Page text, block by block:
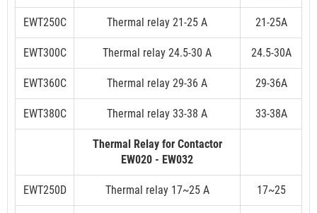
EWT250C Thermal relay 21-25 A 21-25A
EWT300C Thermal relay 24.5-30 A 24.5-30A
EWT360C Thermal relay 29-36 A 29-36A
EWT380C Thermal relay 33-38 A 33-38A
Thermal Relay for Contactor
EW020 - EW032
EWT250D Thermal relay 17~25 A 17~25